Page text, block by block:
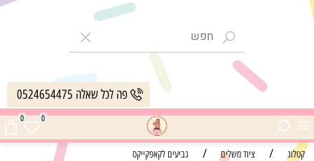
פה לכל שאלה 0524654475
0 0
קטלוג / ציוד משלים / גביעים לקאפקייקס